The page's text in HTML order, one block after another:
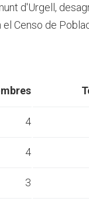
d'Urgell,
Censo de
4
4
3